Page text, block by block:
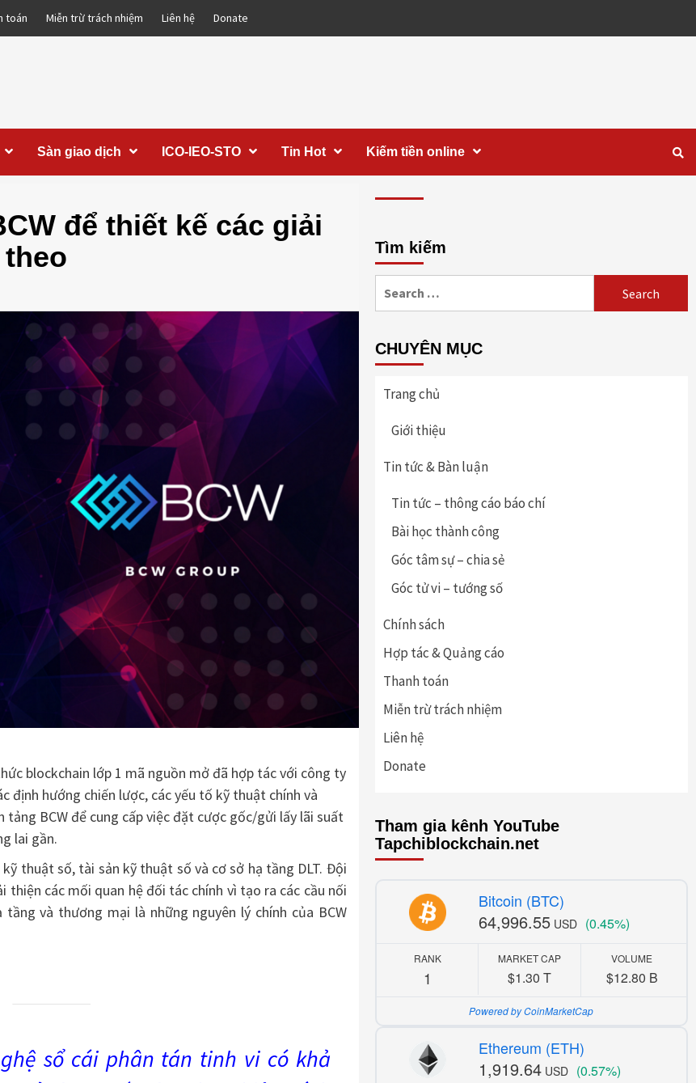
toán Miễn trừ trách nhiệm Liên hệ Donate
Sàn giao dịch ICO-IEO-STO Tin Hot Kiếm tiền online
để thiết kế các giải
blockchain lớp 1 mã nguồn mở đã hợp tác với công ty
định hướng chiến lược, các yếu tố kỹ thuật chính và
BCW để cung cấp việc đặt cược gốc/gửi lấy lãi suất
lai gần.
thuật số, tài sản kỹ thuật số và cơ sở hạ tầng DLT. Đội
các mối quan hệ đối tác chính vì tạo ra các cầu nối
và thương mại là những nguyên lý chính của BCW
sổ cái phân tán tinh vi có khả
Tìm kiếm
CHUYÊN MỤC
Trang chủ
Giới thiệu
Tin tức & Bàn luận
Tin tức – thông cáo báo chí
Bài học thành công
Góc tâm sự – chia sẻ
Góc tử vi – tướng số
Chính sách
Hợp tác & Quảng cáo
Thanh toán
Miễn trừ trách nhiệm
Liên hệ
Donate
Tham gia kênh YouTube
Tapchiblockchain.net
Bitcoin (BTC)
64,996.55 USD (0.45%)
RANK
1
MARKET CAP
$1.30 T
VOLUME
$12.80 B
Powered by CoinMarketCap
Ethereum (ETH)
1,919.64 USD (0.57%)